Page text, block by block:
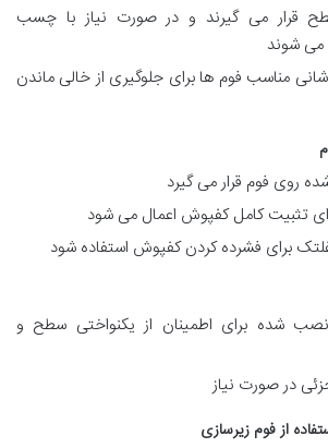
قرار می گیرند و در صورت نیاز با چسب
شوند
مناسب فوم ها برای جلوگیری از خالی ماندن
روی فوم قرار می گیرد
تثبیت کامل کفپوش اعمال می شود
برای فشرده کردن کفپوش استفاده شود
شده برای اطمینان از یکنواختی سطح و
در صورت نیاز
از فوم زیرسازی